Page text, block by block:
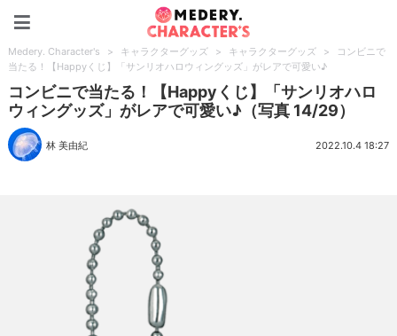
Medery. Character's > キャラクターグッズ > キャラクターグッズ >
コンビニで
当たる！【Happyくじ】「サンリオハロウィングッズ」がレアで可愛い♪
コンビニで当たる！【Happyくじ】「サンリオハロ
ウィングッズ」がレアで可愛い♪（写真 14/29）
林 美由紀 2022.10.4 18:27